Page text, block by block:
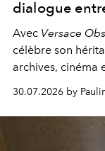
dialogue
Avec Versace
célèbre son
archives, cinéma
30.07.2026 by